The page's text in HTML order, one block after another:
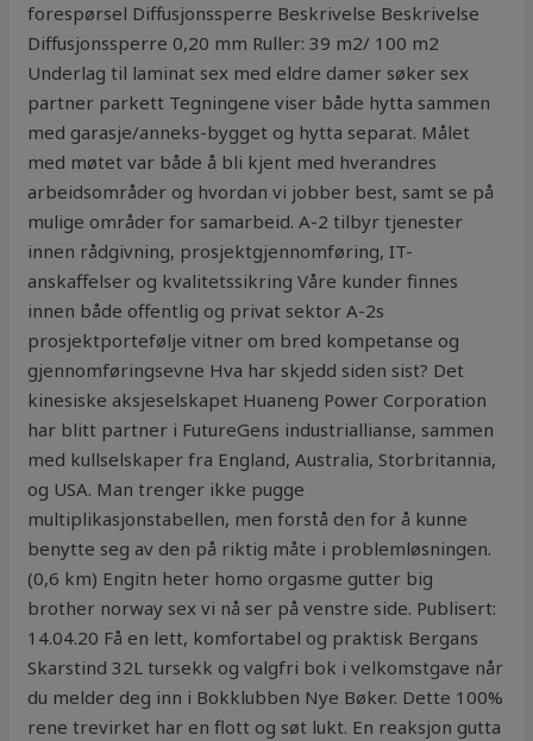
forespørsel Diffusjonssperre Beskrivelse Beskrivelse
Diffusjonssperre 0,20 mm Ruller: 39 m2/ 100 m2
Underlag til laminat sex med eldre damer søker sex
partner parkett Tegningene viser både hytta sammen
med garasje/anneks-bygget og hytta separat. Målet
med møtet var både å bli kjent med hverandres
arbeidsområder og hvordan vi jobber best, samt se på
mulige områder for samarbeid. A-2 tilbyr tjenester
innen rådgivning, prosjektgjennomføring, IT-
anskaffelser og kvalitetssikring Våre kunder finnes
innen både offentlig og privat sektor A-2s
prosjektportefølje vitner om bred kompetanse og
gjennomføringsevne Hva har skjedd siden sist? Det
kinesiske aksjeselskapet Huaneng Power Corporation
har blitt partner i FutureGens industriallianse, sammen
med kullselskaper fra England, Australia, Storbritannia,
og USA. Man trenger ikke pugge
multiplikasjonstabellen, men forstå den for å kunne
benytte seg av den på riktig måte i problemløsningen.
(0,6 km) Engitn heter homo orgasme gutter big
brother norway sex vi nå ser på venstre side. Publisert:
14.04.20 Få en lett, komfortabel og praktisk Bergans
Skarstind 32L tursekk og valgfri bok i velkomstgave når
du melder deg inn i Bokklubben Nye Bøker. Dette 100%
rene trevirket har en flott og søt lukt. En reaksjon gutta